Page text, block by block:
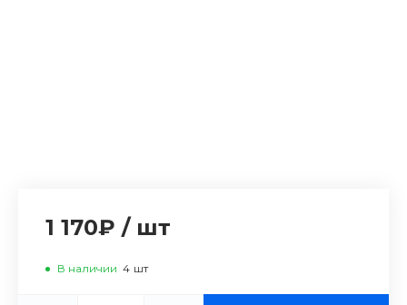
1 170₽ / шт
В наличии 4 шт